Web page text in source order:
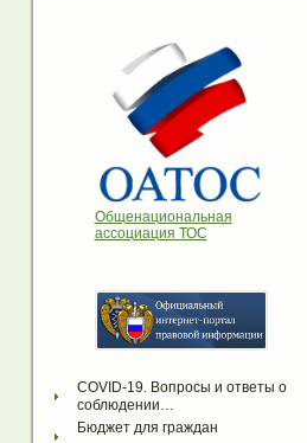
Общенациональная
ассоциация ТОС
COVID-19. Вопросы и ответы о
соблюдении…
Бюджет для граждан